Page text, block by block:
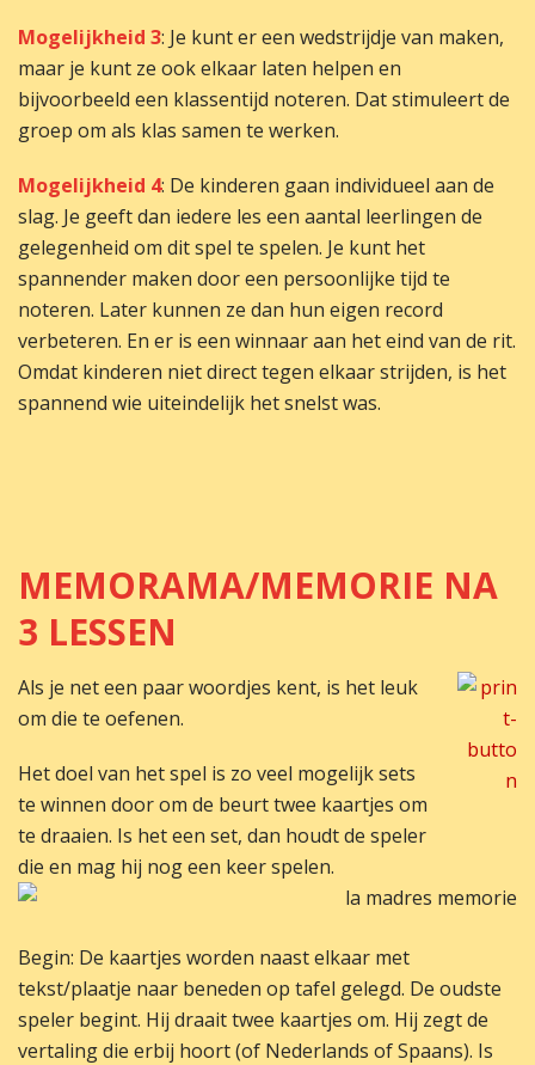
Mogelijkheid 3: Je kunt er een wedstrijdje van maken,
maar je kunt ze ook elkaar laten helpen en
bijvoorbeeld een klassentijd noteren. Dat stimuleert de
groep om als klas samen te werken.
Mogelijkheid 4: De kinderen gaan individueel aan de
slag. Je geeft dan iedere les een aantal leerlingen de
gelegenheid om dit spel te spelen. Je kunt het
spannender maken door een persoonlijke tijd te
noteren. Later kunnen ze dan hun eigen record
verbeteren. En er is een winnaar aan het eind van de rit.
Omdat kinderen niet direct tegen elkaar strijden, is het
spannend wie uiteindelijk het snelst was.
MEMORAMA/MEMORIE NA
3 LESSEN
Als je net een paar woordjes kent, is het leuk
om die te oefenen.
Het doel van het spel is zo veel mogelijk sets
te winnen door om de beurt twee kaartjes om
te draaien. Is het een set, dan houdt de speler
die en mag hij nog een keer spelen.
Begin: De kaartjes worden naast elkaar met
tekst/plaatje naar beneden op tafel gelegd. De oudste
speler begint. Hij draait twee kaartjes om. Hij zegt de
vertaling die erbij hoort (of Nederlands of Spaans). Is